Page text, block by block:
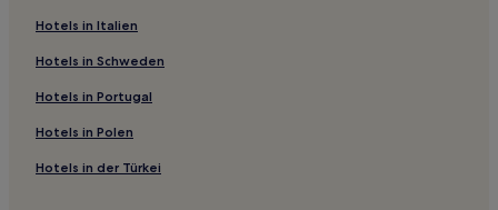
Ban Huat Hotels
Hotels nahe Mae Phrik-Mae Saliam Forest Park
Ban Sadet Hotels
Wang Ngoen Hotels
Chomphu Hotels
Hotels in Italien
Hotels in Schweden
Hotels in Portugal
Hotels in Polen
Hotels in der Türkei